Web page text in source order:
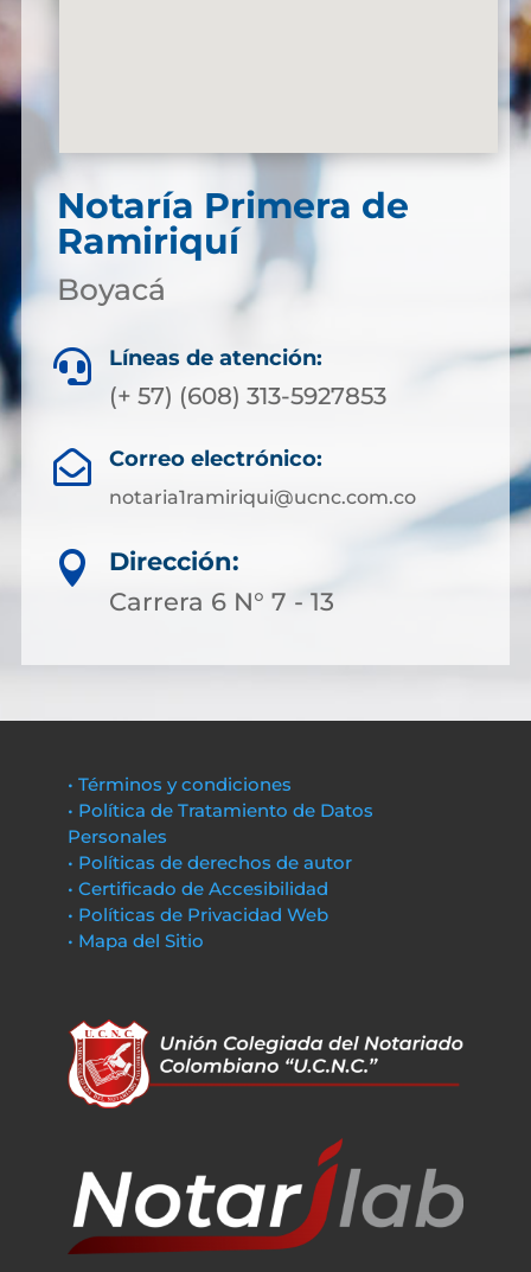
Notaría Primera de
Ramiriquí
Boyacá
 Líneas de atención:
(+ 57) (608) 313-5927853
 Correo electrónico:
notaria1ramiriqui@ucnc.com.co

Dirección:
Carrera 6 N° 7 - 13
• Términos y condiciones
• Política de Tratamiento de Datos
Personales
• Políticas de derechos de autor
• Certificado de Accesibilidad
• Políticas de Privacidad Web
• Mapa del Sitio